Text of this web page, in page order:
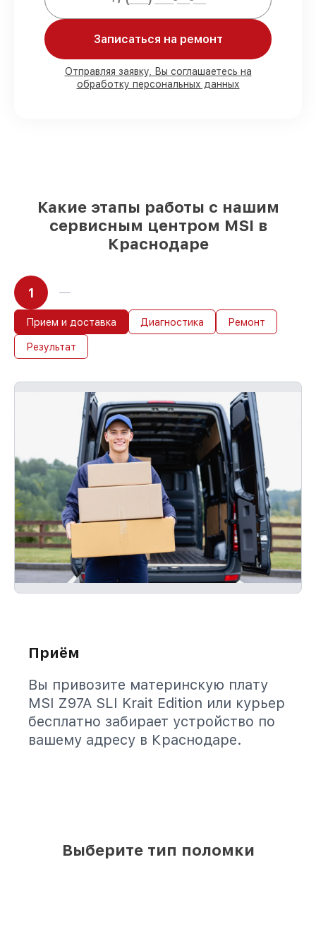
Мы гарантируем:
80%работ в вашем присутствии
90%комплектующих для материнских
Записаться на ремонт
Отправляя заявку, Вы соглашаетесь на
обработку персональных данных
Какие этапы работы с нашим
сервисным центром MSI в
Краснодаре
1
Прием и доставка Диагностика Ремонт
Результат
Приём
Вы привозите материнскую плату
MSI Z97A SLI Krait Edition или курьер
бесплатно забирает устройство по
вашему адресу в Краснодаре.
Выберите тип поломки